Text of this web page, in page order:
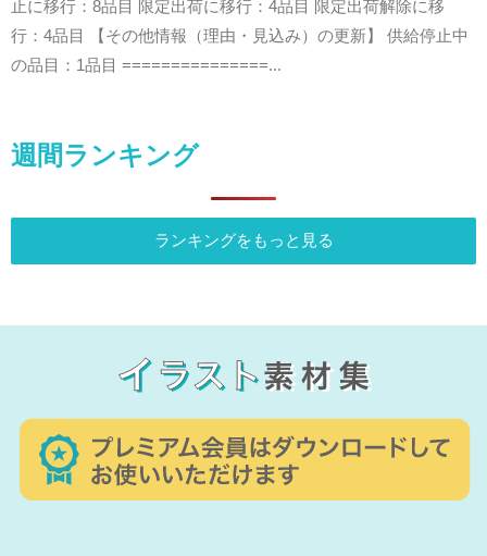
止に移行：8品目 限定出荷に移行：4品目 限定出荷解除に移
行：4品目 【その他情報（理由・見込み）の更新】 供給停止中
の品目：1品目 ===============...
週間ランキング
ランキングをもっと見る